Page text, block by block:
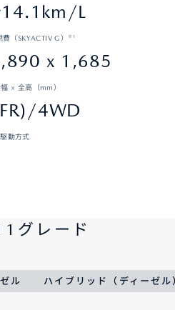
L
（SKYACTIV G） ※1
x 1,685
× 全高（mm）
4WD
駆動方式
グレード
ル ハイブリッド（ディーゼル